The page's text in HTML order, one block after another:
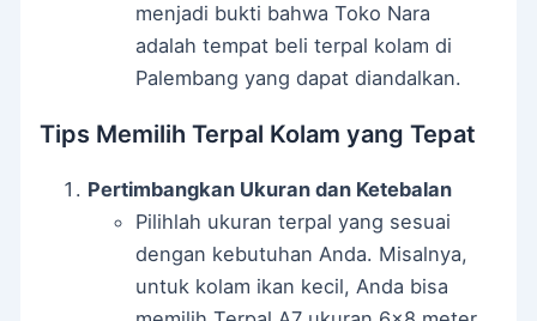
menjadi bukti bahwa Toko Nara
adalah tempat beli terpal kolam di
Palembang yang dapat diandalkan.
Tips Memilih Terpal Kolam yang Tepat
Pertimbangkan Ukuran dan Ketebalan
Pilihlah ukuran terpal yang sesuai
dengan kebutuhan Anda. Misalnya,
untuk kolam ikan kecil, Anda bisa